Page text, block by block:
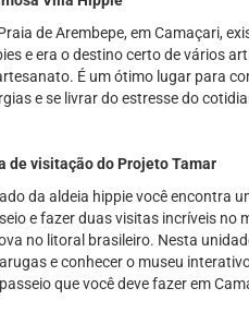
de Arembepe, em Camaçari,
e era o destino certo de vários
É um ótimo lugar para
e se livrar do estresse do
de visitação do Projeto Tamar
da aldeia hippie você encontra
e fazer duas visitas incríveis no
no litoral brasileiro. Nesta
e conhecer o museu
que você deve fazer em